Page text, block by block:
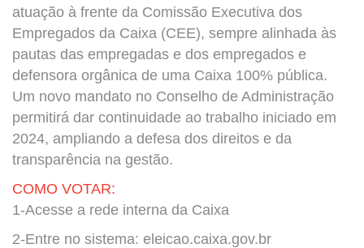
atuação à frente da Comissão Executiva dos
Empregados da Caixa (CEE), sempre alinhada às
pautas das empregadas e dos empregados e
defensora orgânica de uma Caixa 100% pública.
Um novo mandato no Conselho de Administração
permitirá dar continuidade ao trabalho iniciado em
2024, ampliando a defesa dos direitos e da
transparência na gestão.
COMO VOTAR:
1-Acesse a rede interna da Caixa
2-Entre no sistema: eleicao.caixa.gov.br